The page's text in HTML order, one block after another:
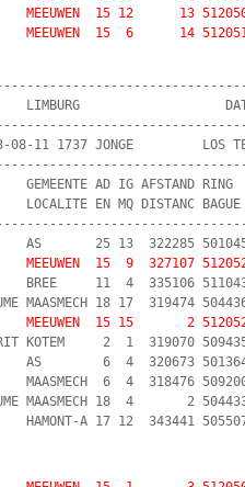
MEEUWEN  15 12      13
MEEUWEN  15  6      14
LIMBURG                   DATA
11 1737 JONGE         LOS
AD IG AFSTAND RING
EN MQ DISTANC BAGUE
MEEUWEN  15  9  327107
BREE     11  4  335106
MEEUWEN  15 15       2
KOTEM     2  1  319070
AS        6  4  320673
MAASMECH  6  4  318476
MAASMECH 18  4       2
HAMONT-A 17 12  343441